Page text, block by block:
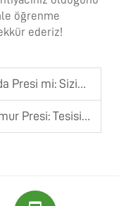
öğrenme
ederiz!
Hangisi Daha Uygun?
İçin Hangisi Daha Uygun?